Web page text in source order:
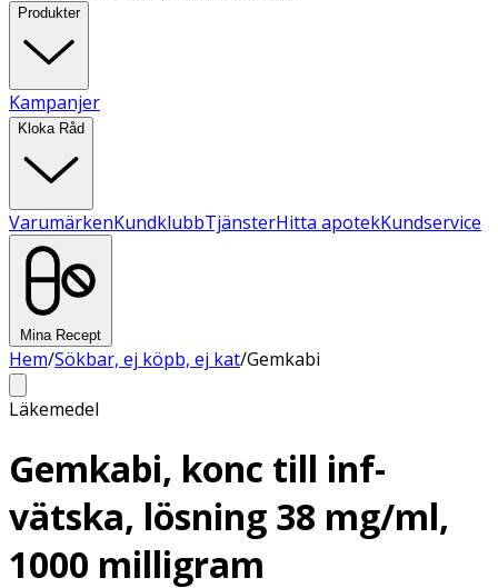
Produkter
Kampanjer
Kloka Råd
VarumärkenKundklubbTjänsterHitta apotekKundservice
Mina Recept
Hem/Sökbar, ej köpb, ej kat/Gemkabi
Läkemedel
Gemkabi, konc till inf-
vätska, lösning 38 mg/ml,
1000 milligram